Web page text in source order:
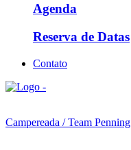
Agenda
Reserva de Datas
Contato
Campereada / Team Penning